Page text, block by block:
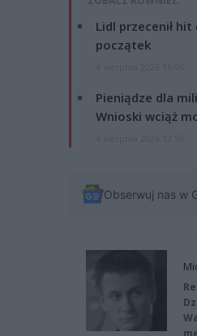
Lidl przecenił
początek
Pieniądze dla
Wnioski wciąż
Obserwuj nas w